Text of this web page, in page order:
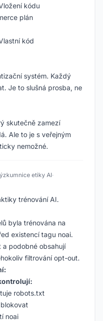
kódu
plán
kód
systém. Každý
Je to slušná prosba, ne
skutečně zamezí
Ale to je s veřejným
nemožné.
etiky AI·
trénování AI.
byla trénována na
existencí tagu noai.
a podobné obsahují
filtrování opt-out.
robots.txt
noai